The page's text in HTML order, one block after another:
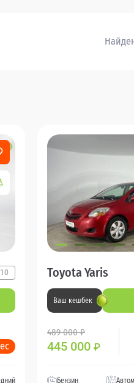
Toyota Yaris
Ваш кешбек
489 000 ₽
445 000 ₽
Бензин